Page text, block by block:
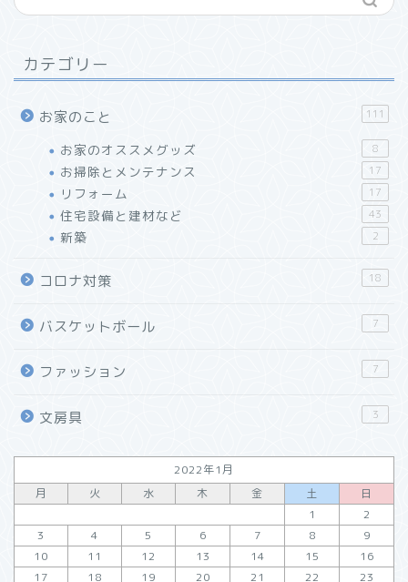
カテゴリー
お家のこと 111
お家のオススメグッズ 8
お掃除とメンテナンス 17
リフォーム 17
住宅設備と建材など 43
新築 2
コロナ対策 18
バスケットボール 7
ファッション 7
文房具 3
2022年1月
月
火 水 木 金 土
日
1
2
3
4 5 6 7 8
9
10
11 12 13 14 15
16
17
18 19 20 21 22 23
「リショップナビ」はこん
リフォーム会社紹介サイト
「ホームプロ」がおすすめ
な理由